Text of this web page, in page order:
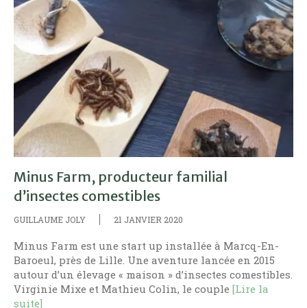
Minus Farm, producteur familial
d’insectes comestibles
GUILLAUME JOLY 21 JANVIER 2020
Minus Farm est une start up installée à Marcq-En-
Baroeul, près de Lille. Une aventure lancée en 2015
autour d’un élevage « maison » d’insectes comestibles.
Virginie Mixe et Mathieu Colin, le couple [Lire la
suite]